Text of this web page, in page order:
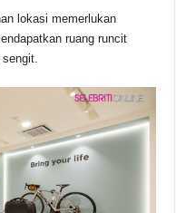
lokasi memerlukan
ruang runcit